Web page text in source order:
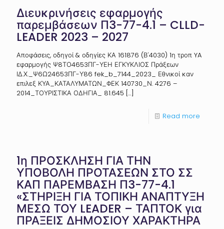
Διευκρινήσεις εφαρμογής
παρεμβάσεων Π3-77-4.1 – CLLD-
LEADER 2023 – 2027
Αποφάσεις, οδηγοί & οδηγίες ΚΑ 161876 (Β΄4030) 1η τροπ YA
εφαρμογής Ψ8ΤΟ4653ΠΓ-ΥΕΗ ΕΓΚΥΚΛΙΟΣ Πράξεων
ΙΔ.Χ._Ψ6Ω24653ΠΓ-Υ86 fek_b_7144_2023_ Εθνικοί καν
επιλεξ ΚΥΑ_ΚΑΤΑΛΥΜΑΤΩΝ_ΦΕΚ 140730_Ν. 4276 –
2014_ΤΟΥΡΙΣΤΙΚΑ ΟΔΗΓΙΑ_ 81.645 […]
Read more
1η ΠΡΟΣΚΛΗΣΗ ΓΙΑ ΤΗΝ
ΥΠΟΒΟΛΗ ΠΡΟΤΑΣΕΩΝ ΣΤΟ ΣΣ
ΚΑΠ ΠΑΡΕΜΒΑΣΗ Π3-77-4.1
«ΣΤΗΡΙΞΗ ΓΙΑ ΤΟΠΙΚΗ ΑΝΑΠΤΥΞΗ
ΜΕΣΩ ΤΟΥ LEADER – ΤΑΠΤΟΚ για
ΠΡΑΞΕΙΣ ΔΗΜΟΣΙΟΥ ΧΑΡΑΚΤΗΡΑ